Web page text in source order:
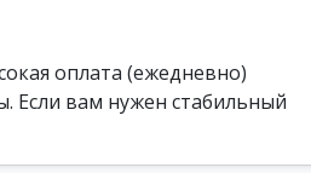
оплата (ежедневно)
Если вам нужен стабильный